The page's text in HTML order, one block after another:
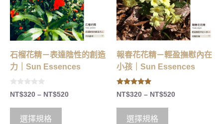
石榴花精－表達陰性的創造
力｜Sun Essences
0
oNT$320 – NT$520
選擇規格
報春花花精－輕盈撫慰內在
小孩｜Sun Essences
5.00
out of 5
NT$320 – NT$520
選擇規格